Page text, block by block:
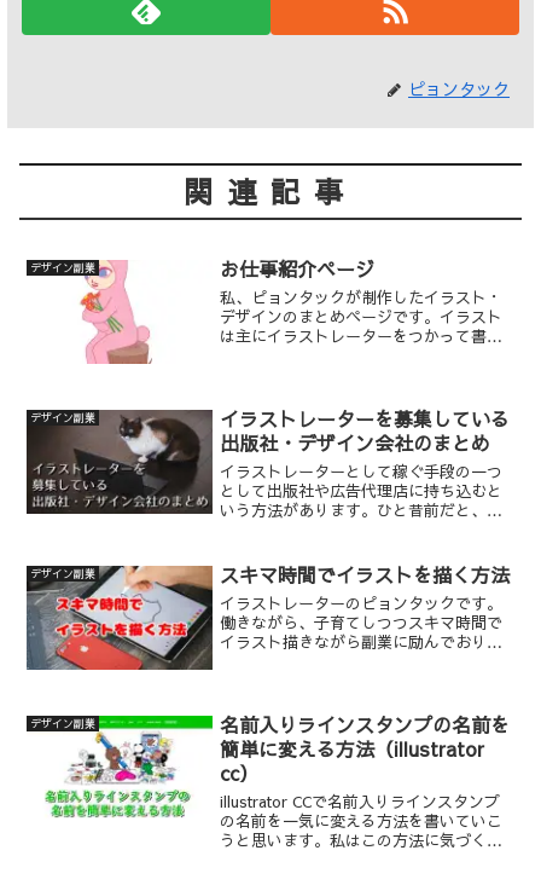
ピョンタック
関連記事
デザイン副業 お仕事紹介ページ
私、ピョンタックが制作したイラスト・
デザインのまとめページです。イラスト
は主にイラストレーターをつかって書い
ラストロゴ作成 キャラ...
デザイン副業
イラストレーターを募集している
出版社・デザイン会社のまとめ
イラストレーターとして稼ぐ手段の一つ
として出版社や広告代理店に持ち込むと
いう方法があります。ひと昔前だと、
くても無理！！！」という感じでした
が、今はデータのやり取りのみ...
デザイン副業 スキマ時間でイラストを描く方法
イラストレーターのピョンタックです。
働きながら、子育てしつつスキマ時間で
イラスト描きながら副業に励んでおりま
まま・・・。イラストの副...
デザイン副業
名前入りラインスタンプの名前を
簡単に変える方法（illustrator
cc）
illustrator CCで名前入りラインスタンプ
の名前を一気に変える方法を書いていこ
うと思います。私はこの方法に気づくま